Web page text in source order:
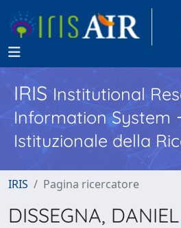
IRISInstitutional
Information System
Istituzionale della
IRIS Pagina ricercatore
DISSEGNA, DANIEL